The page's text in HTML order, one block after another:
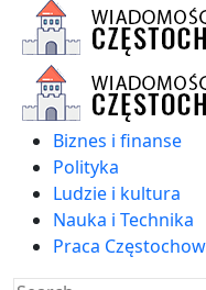
Biznes i finanse
Polityka
Ludzie i kultura
Nauka i Technika
Praca